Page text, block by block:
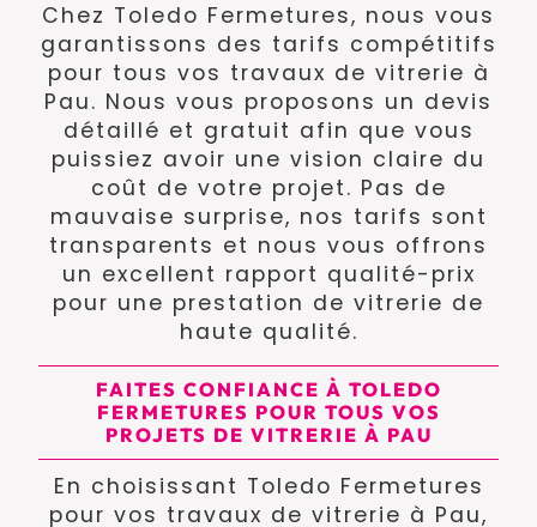
Chez Toledo Fermetures, nous vous
garantissons des tarifs compétitifs
pour tous vos travaux de vitrerie à
Pau. Nous vous proposons un devis
détaillé et gratuit afin que vous
puissiez avoir une vision claire du
coût de votre projet. Pas de
mauvaise surprise, nos tarifs sont
transparents et nous vous offrons
un excellent rapport qualité-prix
pour une prestation de vitrerie de
haute qualité.
FAITES CONFIANCE À TOLEDO
FERMETURES POUR TOUS VOS
PROJETS DE VITRERIE À PAU
En choisissant Toledo Fermetures
pour vos travaux de vitrerie à Pau,